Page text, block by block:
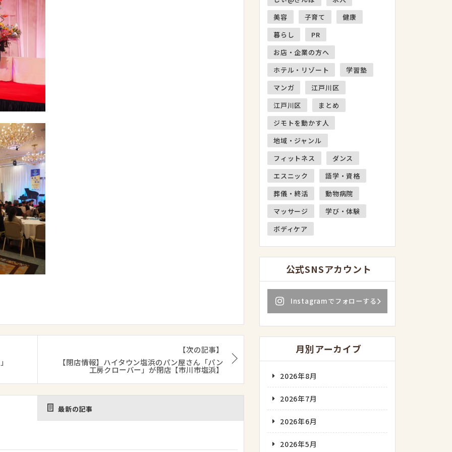
【次の記事】
【閉店情報】ハイタウン塩浜のパン屋さん「パン
工房クローバー」が閉店【市川市塩浜】
最新の記事
美容
子育て
健康
暮らし
PR
お店・企業の方へ
ホテル・リゾート
学習塾
マンガ
江戸川区
江戸川区
まとめ
ジモトを動かす人
地域・ジャンル
フィットネス
ダンス
エスニック
語学・資格
葬儀・終活
動物病院
マッサージ
学び・体験
ボディケア
公式SNSアカウント
Instagramでフォローする
月別アーカイブ
2026年8月
2026年7月
2026年6月
2026年5月